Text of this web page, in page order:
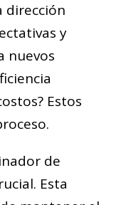
dirección
y
nuevos
Estos
de
Esta